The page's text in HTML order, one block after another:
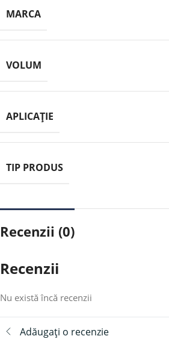
MARCA
VOLUM
APLICAȚIE
TIP PRODUS
Recenzii (0)
Recenzii
Nu există încă recenzii
Adăugați o recenzie